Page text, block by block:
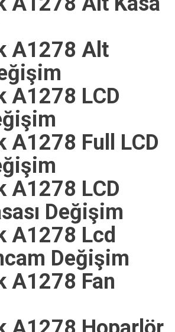
A1278 Alt
A1278 LCD
A1278 Full LCD
A1278 LCD
Değişim
A1278 Lcd
Değişim
A1278 Fan